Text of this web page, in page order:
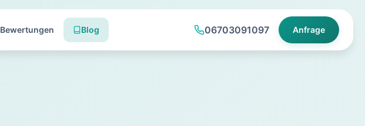
Bewertungen Blog 06703091097 Anfrage